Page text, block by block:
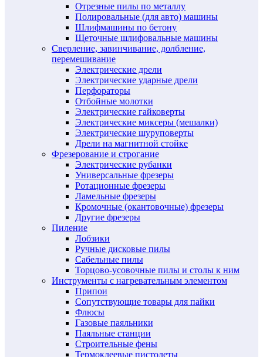
Отрезные пилы по металлу
Полировальные (для авто) машины
Шлифмашины по бетону
Щеточные шлифовальные машины
Сверление, завинчивание, долбление,
перемешивание
Электрические дрели
Электрические ударные дрели
Перфораторы
Отбойные молотки
Электрические гайковерты
Электрические миксеры (мешалки)
Электрические шуруповерты
Дрели на магнитной стойке
Фрезерование и строгание
Электрические рубанки
Универсальные фрезеры
Ротационные фрезеры
Ламельные фрезеры
Кромочные (окантовочные) фрезеры
Другие фрезеры
Пиление
Лобзики
Ручные дисковые пилы
Сабельные пилы
Торцово-усовочные пилы и столы к ним
Инструменты с нагревательным элементом
Припои
Сопутствующие товары для пайки
Флюсы
Газовые паяльники
Паяльные станции
Строительные фены
Термоклеевые пистолеты